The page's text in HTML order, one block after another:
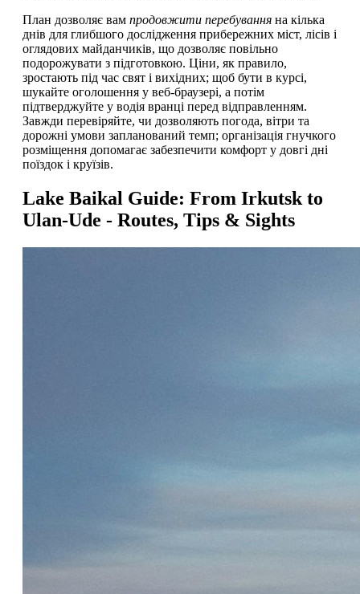
План дозволяє вам продовжити перебування на кілька
днів для глибшого дослідження прибережних міст, лісів і
оглядових майданчиків, що дозволяє повільно
подорожувати з підготовкою. Ціни, як правило,
зростають під час свят і вихідних; щоб бути в курсі,
шукайте оголошення у веб-браузері, а потім
підтверджуйте у водія вранці перед відправленням.
Завжди перевіряйте, чи дозволяють погода, вітри та
дорожні умови запланований темп; організація гнучкого
розміщення допомагає забезпечити комфорт у довгі дні
поїздок і круїзів.
Lake Baikal Guide: From Irkutsk to
Ulan-Ude - Routes, Tips & Sights